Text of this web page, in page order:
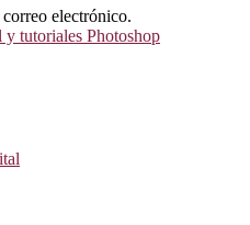
electrónico.
tutoriales Photoshop